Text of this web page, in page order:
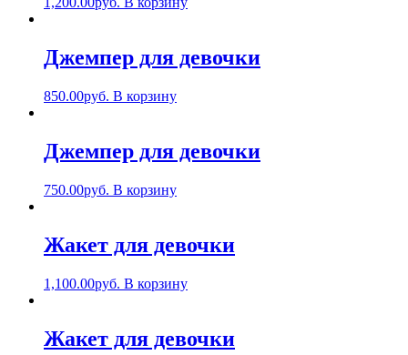
Джемпер для девочки
850.00руб. В корзину
Джемпер для девочки
750.00руб. В корзину
Жакет для девочки
1,100.00руб. В корзину
Жакет для девочки